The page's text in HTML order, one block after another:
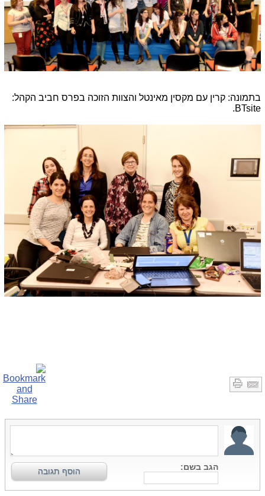
בתמונה: קרין עם מקסין מאינטל והצוות הזוכה בפרס חביב הקהל:
BTsite.